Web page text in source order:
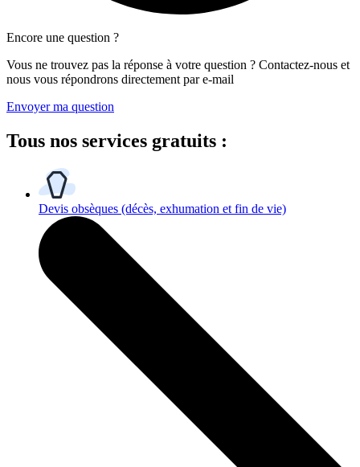
Encore une question ?
Vous ne trouvez pas la réponse à votre question ? Contactez-nous et
nous vous répondrons directement par e-mail
Envoyer ma question
Tous nos services gratuits :
Devis obsèques (décès, exhumation et fin de vie)